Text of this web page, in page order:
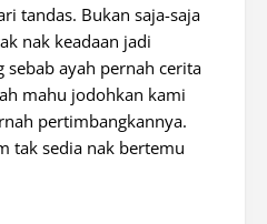
tandas. Bukan saja-saja
nak keadaan jadi
sebab ayah pernah cerita
mahu jodohkan kami
pertimbangkannya.
tak sedia nak bertemu